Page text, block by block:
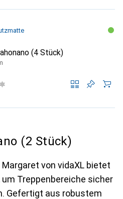
(4 Stück)
(2 Stück)
von vidaXL bietet
Treppenbereiche sicher
Gefertigt aus robustem